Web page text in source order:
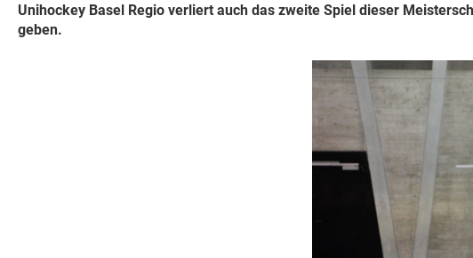
Unihockey Basel Regio verliert auch das zweite Spiel dieser
geben.